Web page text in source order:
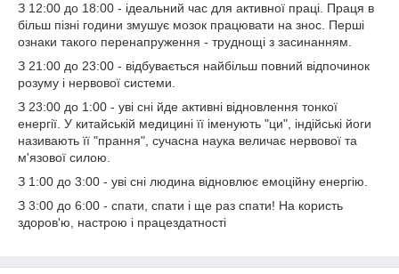
З 12:00 до 18:00 - ідеальний час для активної праці. Праця в
більш пізні години змушує мозок працювати на знос. Перші
ознаки такого перенапруження - труднощі з засинанням.
З 21:00 до 23:00 - відбувається найбільш повний відпочинок
розуму і нервової системи.
З 23:00 до 1:00 - уві сні йде активні відновлення тонкої
енергії. У китайській медицині її іменують "ци", індійські йоги
називають її "прання", сучасна наука величає нервової та
м'язової силою.
З 1:00 до 3:00 - уві сні людина відновлює емоційну енергію.
З 3:00 до 6:00 - спати, спати і ще раз спати! На користь
здоров'ю, настрою і працездатності